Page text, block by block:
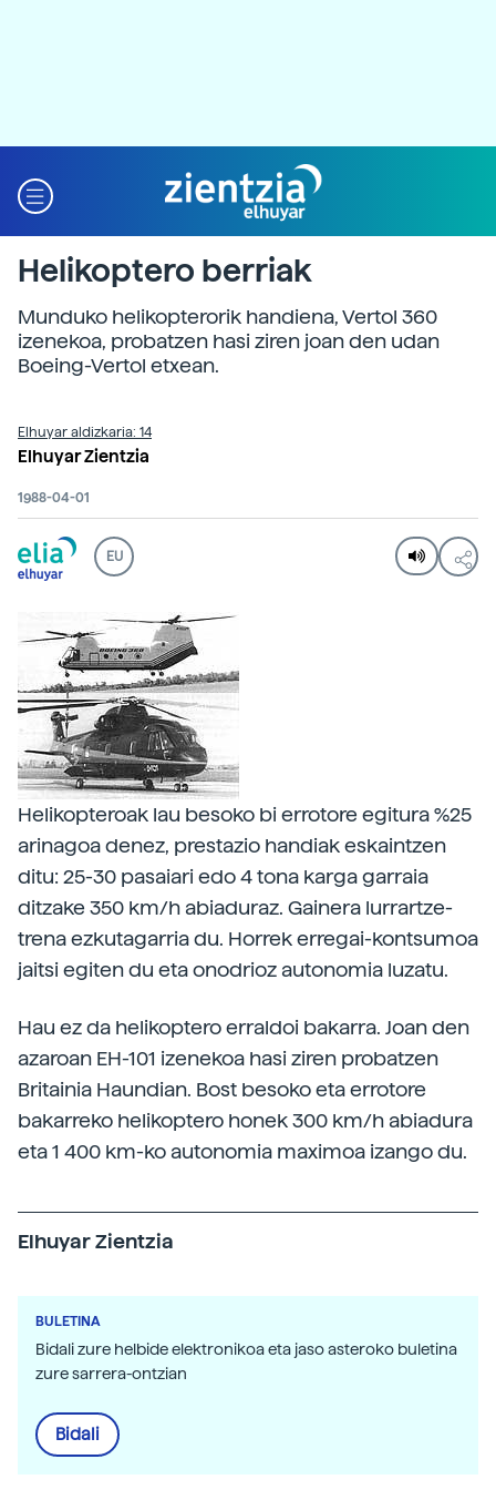
Helikoptero berriak
Munduko helikopterorik handiena, Vertol 360
izenekoa, probatzen hasi ziren joan den udan
Boeing-Vertol etxean.
Elhuyar aldizkaria: 14
Elhuyar Zientzia
1988-04-01
EU
Helikopteroak lau besoko bi errotore egitura %25
arinagoa denez, prestazio handiak eskaintzen
ditu: 25-30 pasaiari edo 4 tona karga garraia
ditzake 350 km/h abiaduraz. Gainera lurrartze-
trena ezkutagarria du. Horrek erregai-kontsumoa
jaitsi egiten du eta onodrioz autonomia luzatu.
Hau ez da helikoptero erraldoi bakarra. Joan den
azaroan EH-101 izenekoa hasi ziren probatzen
Britainia Haundian. Bost besoko eta errotore
bakarreko helikoptero honek 300 km/h abiadura
eta 1 400 km-ko autonomia maximoa izango du.
Elhuyar Zientzia
BULETINA
Bidali zure helbide elektronikoa eta jaso asteroko buletina
zure sarrera-ontzian
Bidali